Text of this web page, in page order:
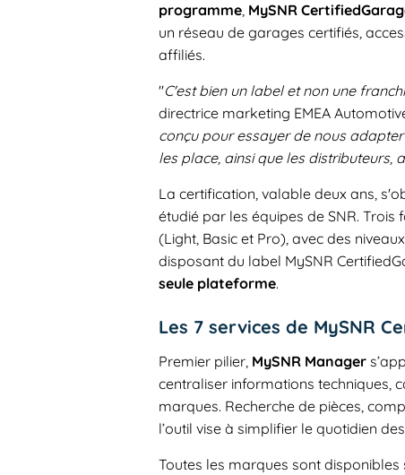
programme, MySNR
un réseau de garages certifiés,
affiliés.
"C'est bien un label et non une
directrice marketing EMEA
conçu pour essayer de nous
les place, ainsi que les distributeurs,
La certification, valable deux ans,
étudié par les équipes de SNR.
(Light, Basic et Pro), avec des
disposant du label MySNR
seule plateforme.
Les 7 services de MySNR
Premier pilier, MySNR Manager
centraliser informations techniques,
marques. Recherche de pièces,
l’outil vise à simplifier le quotidien
Toutes les marques sont